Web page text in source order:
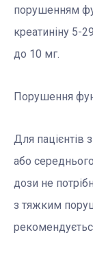
порушенням
креатиніну 5-
до 10 мг.
Порушення
Для пацієнтів
або
дози не
з тяжким